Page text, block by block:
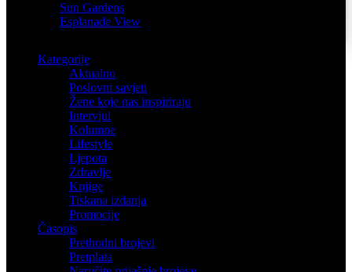
Sun Gardens
Esplanade View
Kategorije
Aktualno
Poslovni savjeti
Žene koje nas inspiriraju
Intervjui
Kolumne
Lifestyle
Ljepota
Zdravlje
Knjige
Tiskana izdanja
Promocije
Časopis
Prethodni brojevi
Pretplata